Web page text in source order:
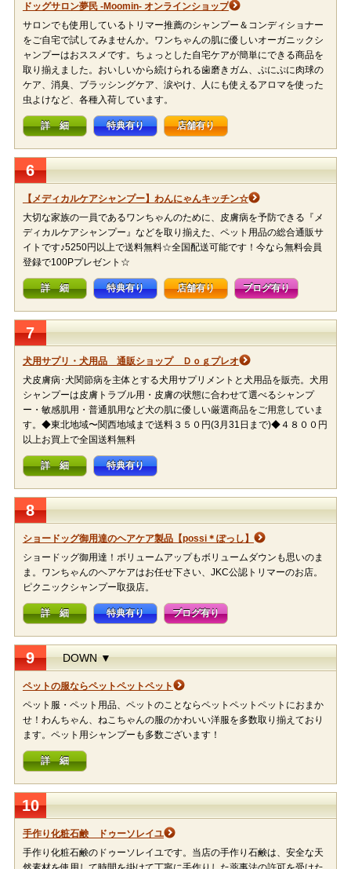
ドッグサロン夢民 -Moomin- オンラインショップ
サロンでも使用しているトリマー推薦のシャンプー＆コンディショナー
をご自宅で試してみませんか。ワンちゃんの肌に優しいオーガニックシ
ャンプーはおススメです。ちょっとした自宅ケアが簡単にできる商品を
取り揃えました。おいしいから続けられる歯磨きガム、ぷにぷに肉球の
ケア、消臭、ブラッシングケア、涙やけ、人にも使えるアロマを使った
虫よけなど、各種入荷しています。
詳 細 特典有り 店舗有り
6
【メディカルケアシャンプー】わんにゃんキッチン☆
大切な家族の一員であるワンちゃんのために、皮膚病を予防できる『メ
ディカルケアシャンプー』などを取り揃えた、ペット用品の総合通販サ
イトです♪5250円以上で送料無料☆全国配送可能です！今なら無料会員
登録で100Pプレゼント☆
詳 細 特典有り 店舗有り ブログ有り
7
犬用サプリ・犬用品 通販ショップ Ｄｏｇプレオ
犬皮膚病･犬関節病を主体とする犬用サプリメントと犬用品を販売。犬用
シャンプーは皮膚トラブル用・皮膚の状態に合わせて選べるシャンプ
ー・敏感肌用・普通肌用など犬の肌に優しい厳選商品をご用意していま
す。◆東北地域〜関西地域まで送料３５０円(3月31日まで)◆４８００円
以上お買上で全国送料無料
詳 細 特典有り
8
ショードッグ御用達のヘアケア製品【possi＊ぽっし】
ショードッグ御用達！ボリュームアップもボリュームダウンも思いのま
ま。ワンちゃんのヘアケアはお任せ下さい、JKC公認トリマーのお店。
ピクニックシャンプー取扱店。
詳 細 特典有り ブログ有り
9 DOWN ▼
ペットの服ならペットペットペット
ペット服・ペット用品、ペットのことならペットペットペットにおまか
せ！わんちゃん、ねこちゃんの服のかわいい洋服を多数取り揃えており
ます。ペット用シャンプーも多数ございます！
詳 細
10
手作り化粧石鹸 ドゥーソレイユ
手作り化粧石鹸のドゥーソレイユです。当店の手作り石鹸は、安全な天